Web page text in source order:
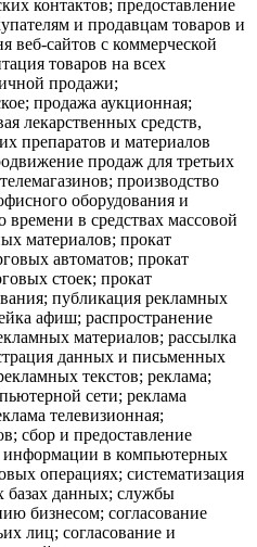
контактов; предоставление
и продавцам товаров и
веб-сайтов с коммерческой
товаров на всех
продажи;
продажа аукционная;
лекарственных средств,
препаратов и материалов
продаж для третьих
производство
оборудования и
времени в средствах массовой
материалов; прокат
автоматов; прокат
стоек; прокат
публикация рекламных
афиш; распространение
материалов; рассылка
данных и письменных
текстов; реклама;
сети; реклама
телевизионная;
сбор и предоставление
информации в компьютерных
операциях; систематизация
данных; службы
бизнесом; согласование
лиц; согласование и